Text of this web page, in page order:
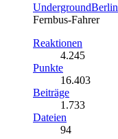
UndergroundBerlin
Fernbus-Fahrer
Reaktionen
4.245
Punkte
16.403
Beiträge
1.733
Dateien
94